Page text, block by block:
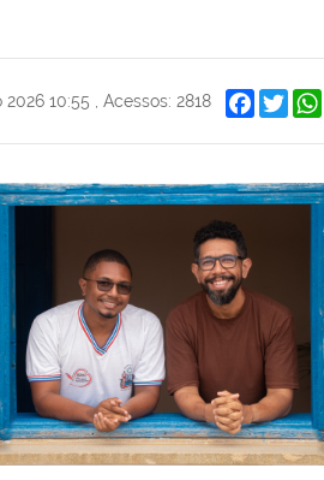
2026 10:55 Acessos: 2818